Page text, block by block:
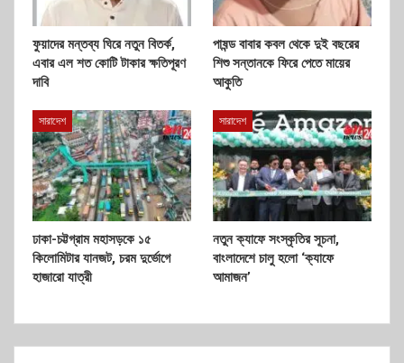
ফুয়াদের মন্তব্য ঘিরে নতুন বিতর্ক,
এবার এল শত কোটি টাকার ক্ষতিপূরণ
দাবি
পাষন্ড বাবার কবল থেকে দুই বছরের
শিশু সন্তানকে ফিরে পেতে মায়ের
আকুতি
সারাদেশ
ঢাকা-চট্টগ্রাম মহাসড়কে ১৫
কিলোমিটার যানজট, চরম দুর্ভোগে
হাজারো যাত্রী
সারাদেশ
নতুন ক্যাফে সংস্কৃতির সূচনা,
বাংলাদেশে চালু হলো ‘ক্যাফে
আমাজন’